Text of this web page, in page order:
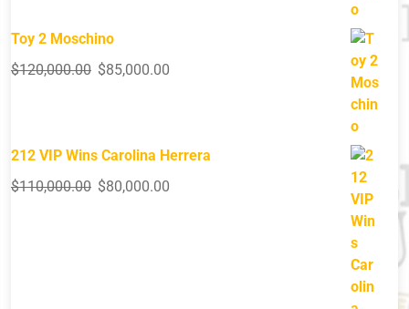
Toy 2 Moschino
$120,000.00 $85,000.00
212 VIP Wins Carolina Herrera
$110,000.00 $80,000.00